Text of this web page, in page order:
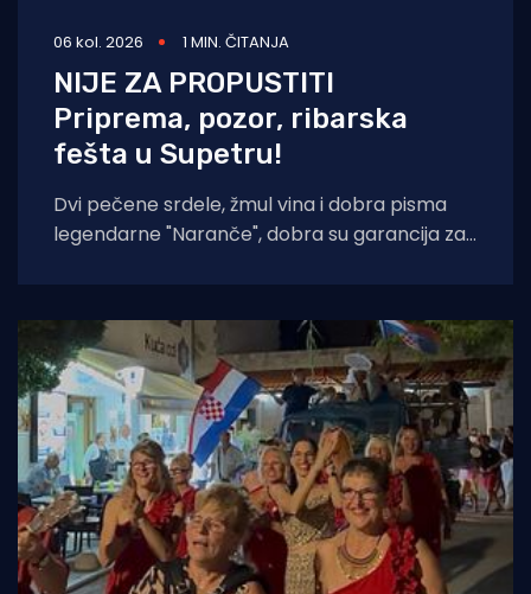
06 kol. 2026 1 MIN. ČITANJA
NIJE ZA PROPUSTITI
Priprema, pozor, ribarska
fešta u Supetru!
Dvi pečene srdele, žmul vina i dobra pisma
legendarne "Naranče", dobra su garancija za